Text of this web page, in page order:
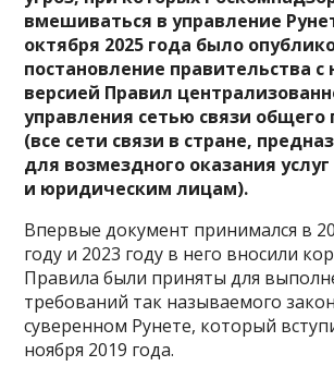
вмешиваться в управление
октября 2025 года было
постановление правительства с
версией Правил
управления сетью связи общего
(все сети связи в стране,
для возмездного оказания
и юридическим лицам).
Впервые документ принимался в
году и 2023 году в него вносили
Правила были приняты для
требований так называемого
суверенном Рунете, который
ноября 2019 года.